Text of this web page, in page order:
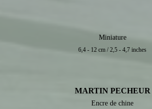
Miniature
6,4 - 12 cm / 2,5 - 4,7 inches
MARTIN PECHEUR
Encre de chine